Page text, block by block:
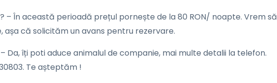
– În această perioadă prețul pornește de la 80 RON/ noapte. Vrem să
așa că solicităm un avans pentru rezervare.
– Da, îți poti aduce animalul de companie, mai multe detalii la telefon.
Te așteptăm !